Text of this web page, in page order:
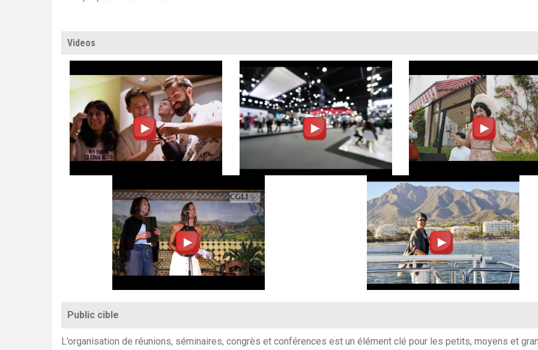
Videos
Public cible
L’organisation de réunions, séminaires, congrès et conférences est un élément clé pour les petits, moyens et